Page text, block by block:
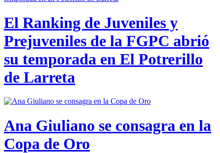
El Ranking de Juveniles y
Prejuveniles de la FGPC abrió
su temporada en El Potrerillo
de Larreta
Ana Giuliano se consagra en la
Copa de Oro